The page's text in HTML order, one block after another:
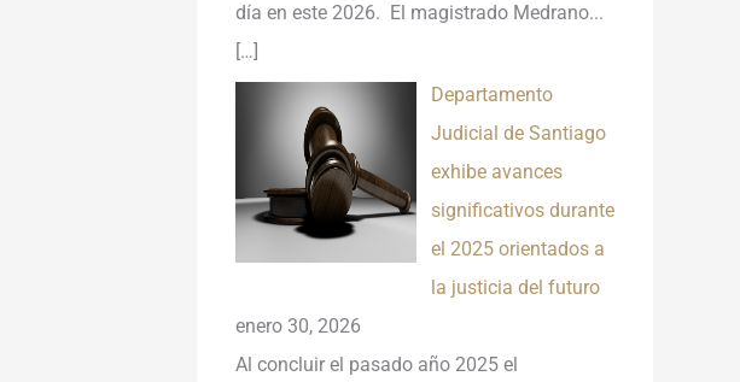
día en este 2026. El magistrado Medrano...
[…]
Departamento
Judicial de Santiago
exhibe avances
significativos durante
el 2025 orientados a
la justicia del futuro
enero 30, 2026
Al concluir el pasado año 2025 el